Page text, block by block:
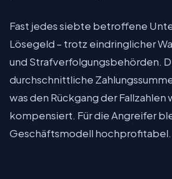
Fast jedes siebte betroffene
Lösegeld – trotz eindringlicher
und Strafverfolgungsbehörden.
durchschnittliche
was den Rückgang der
kompensiert. Für die Angreifer
Geschäftsmodell hochprofitabel.